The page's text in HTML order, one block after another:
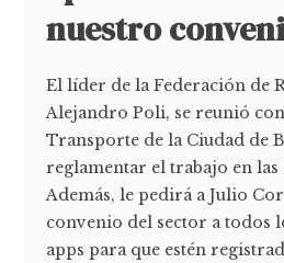
nuestro
El líder de la Federación de
Alejandro Poli, se reunió
Transporte de la Ciudad de
reglamentar el trabajo en las
Además, le pedirá a Julio
convenio del sector a todos
apps para que estén